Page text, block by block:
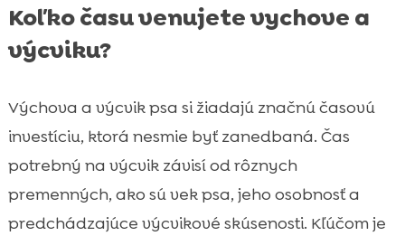
Koľko času venujete vychove a
výcviku?
Výchova a výcvik psa si žiadajú značnú časovú
investíciu, ktorá nesmie byť zanedbaná. Čas
potrebný na výcvik závisí od rôznych
premenných, ako sú vek psa, jeho osobnosť a
predchádzajúce výcvikové skúsenosti. Kľúčom je